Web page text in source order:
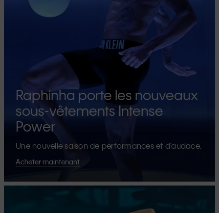
Raphinha porte les nouveaux
sous-vêtements Intense
Power
Une nouvelle saison de performances et d’audace.
Acheter maintenant